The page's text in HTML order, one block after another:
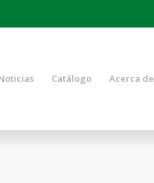
Catálogo Acerca de